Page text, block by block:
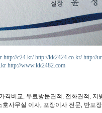
http://c24.kr/ http://kk2424.co.kr/ http://
http://www.kk2482.com
격비교, 무료방문견적, 전화견적,
사무실 이사, 포장이사 전문, 반포